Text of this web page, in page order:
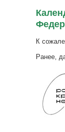
К
Ранее,